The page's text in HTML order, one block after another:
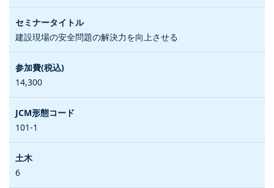
建設現場の安全問題の解決力を向上させる
14,300
101-1
6